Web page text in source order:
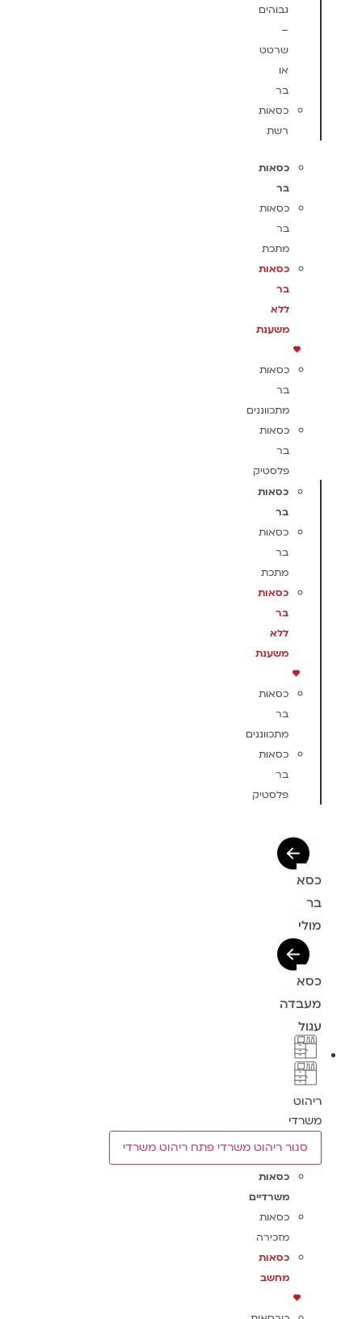
גבוהים
–
שרטט
או
בר
כסאות
רשת
כסאות
בר
כסאות
בר
מתכת
כסאות
בר
ללא
משענת
כסאות
בר
מתכווננים
כסאות
בר
פלסטיק
כסאות
בר
כסאות
בר
מתכת
כסאות
בר
ללא
משענת
כסאות
בר
מתכווננים
כסאות
בר
פלסטיק
כסא
בר
מולי
כסא
מעבדה
עגול
ריהוט
משרדי
סגור ריהוט משרדי פתח ריהוט משרדי
כסאות
משרדיים
כסאות
מזכירה
כסאות
מחשב